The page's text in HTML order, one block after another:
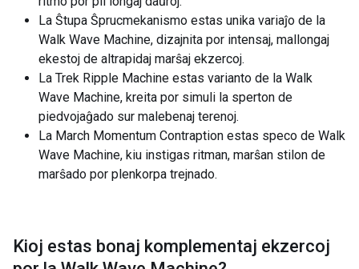
La Ŝtupa Ŝprucmekanismo estas unika variaĵo de la
Walk Wave Machine, dizajnita por intensaj, mallongaj
ekestoj de altrapidaj marŝaj ekzercoj.
La Trek Ripple Machine estas varianto de la Walk
Wave Machine, kreita por simuli la sperton de
piedvojaĝado sur malebenaj terenoj.
La March Momentum Contraption estas speco de Walk
Wave Machine, kiu instigas ritman, marŝan stilon de
marŝado por plenkorpa trejnado.
Kioj estas bonaj komplementaj ekzercoj